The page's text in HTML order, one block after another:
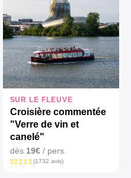
SUR LE FLEUVE
Croisière commentée
"Verre de vin et
canelé"
dès 19€/ pers.
(1732 avis)